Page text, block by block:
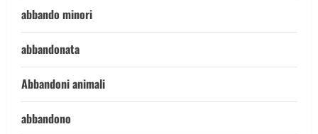
abbando minori
abbandonata
Abbandoni animali
abbandono